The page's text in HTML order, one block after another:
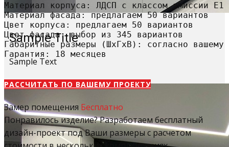
Sample Title
Sample Text
Материал корпуса: ЛДСП с классом эмиссии Е1
Материал фасада: предлагаем 50 вариантов
Цвет корпуса: предлагаем 50 вариантов
Цвет фасада: выбор из 345 вариантов
Габаритные размеры (ШхГхВ): согласно вашему
Гарантия: 18 месяцев
РАССЧИТАТЬ​ ПО ВАШЕМУ ПРОЕКТУ
Замер помещения Бесплатно
Понравилось изделие? Разработаем бесплатный
дизайн-проект под Ваши размеры с расчетом